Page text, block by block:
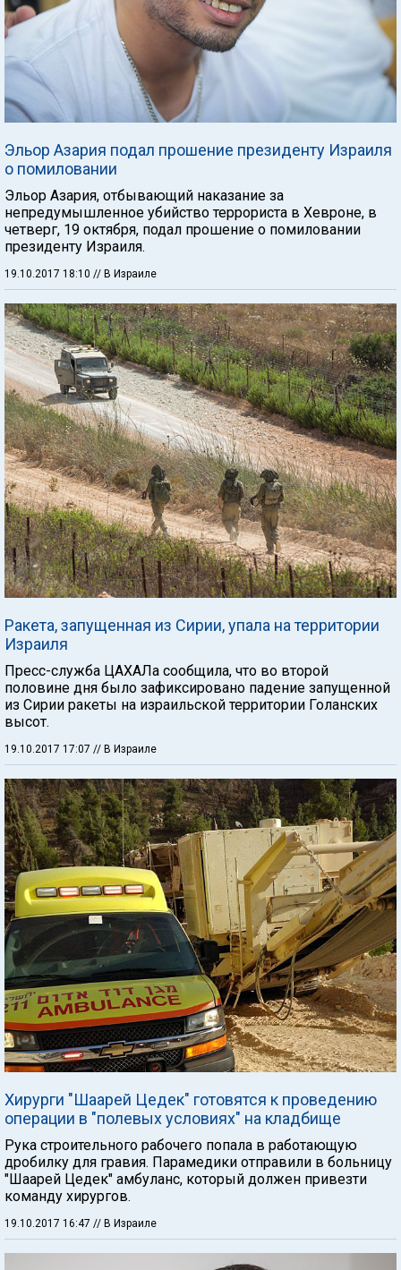
Эльор Азария подал прошение президенту Израиля
о помиловании
Эльор Азария, отбывающий наказание за
непредумышленное убийство террориста в Хевроне, в
четверг, 19 октября, подал прошение о помиловании
президенту Израиля.
19.10.2017 18:10 // В Израиле
Ракета, запущенная из Сирии, упала на территории
Израиля
Пресс-служба ЦАХАЛа сообщила, что во второй
половине дня было зафиксировано падение запущенной
из Сирии ракеты на израильской территории Голанских
высот.
19.10.2017 17:07 // В Израиле
Хирурги "Шаарей Цедек" готовятся к проведению
операции в "полевых условиях" на кладбище
Рука строительного рабочего попала в работающую
дробилку для гравия. Парамедики отправили в больницу
"Шаарей Цедек" амбуланс, который должен привезти
команду хирургов.
19.10.2017 16:47 // В Израиле